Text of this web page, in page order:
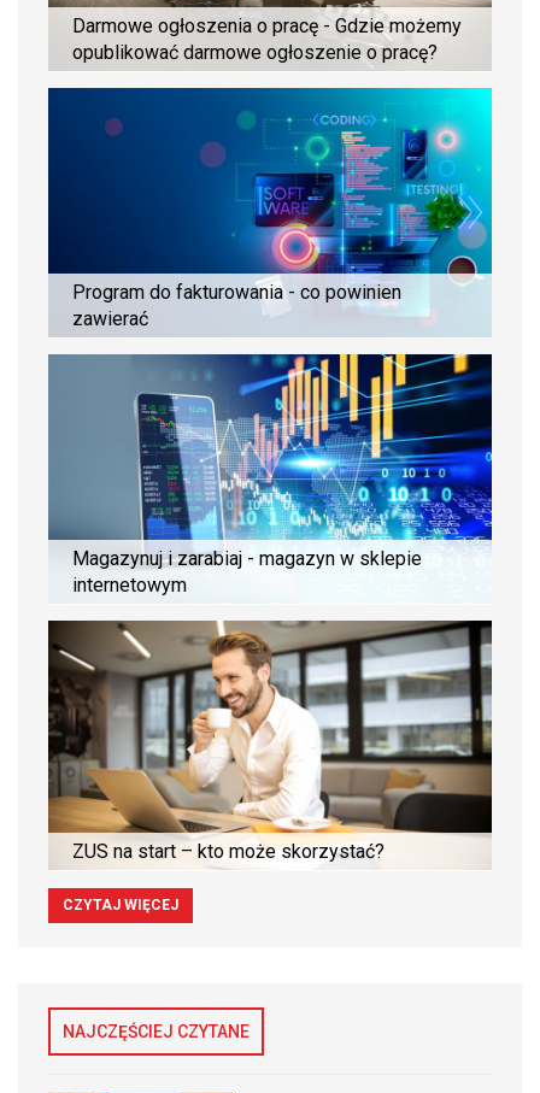
Darmowe ogłoszenia o pracę - Gdzie możemy
opublikować darmowe ogłoszenie o pracę?
Program do fakturowania - co powinien
zawierać
Magazynuj i zarabiaj - magazyn w sklepie
internetowym
ZUS na start – kto może skorzystać?
CZYTAJ WIĘCEJ
NAJCZĘŚCIEJ CZYTANE